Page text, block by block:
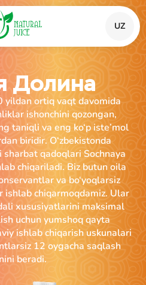
UZ
Долина
ortiq vaqt davomida
ishonchini qozongan,
taniqli va eng ko‘p iste’mol
biridir. O‘zbekistonda
qadoqlari Sochnaya
chiqariladi. Biz butun oila
va bo‘yoqlarsiz
chiqarmoqdamiz. Ular
xususiyatlarini maksimal
uchun yumshoq qayta
ishlab chiqarish uskunalari
12 oygacha saqlash
beradi.